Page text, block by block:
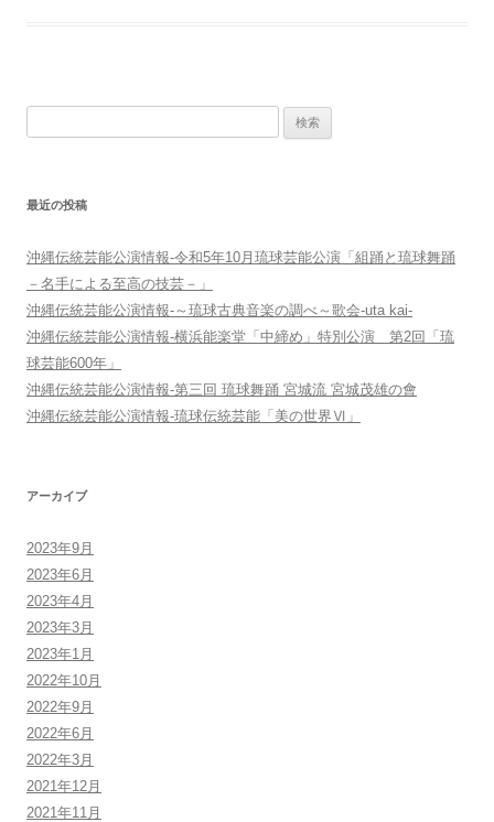
最近の投稿
沖縄伝統芸能公演情報-令和5年10月琉球芸能公演「組踊と琉球舞踊
－名手による至高の技芸－」
沖縄伝統芸能公演情報-～琉球古典音楽の調べ～歌会-uta kai-
沖縄伝統芸能公演情報-横浜能楽堂「中締め」特別公演 第2回「琉
球芸能600年」
沖縄伝統芸能公演情報-第三回 琉球舞踊 宮城流 宮城茂雄の會
沖縄伝統芸能公演情報-琉球伝統芸能「美の世界Ⅵ」
アーカイブ
2023年9月
2023年6月
2023年4月
2023年3月
2023年1月
2022年10月
2022年9月
2022年6月
2022年3月
2021年12月
2021年11月